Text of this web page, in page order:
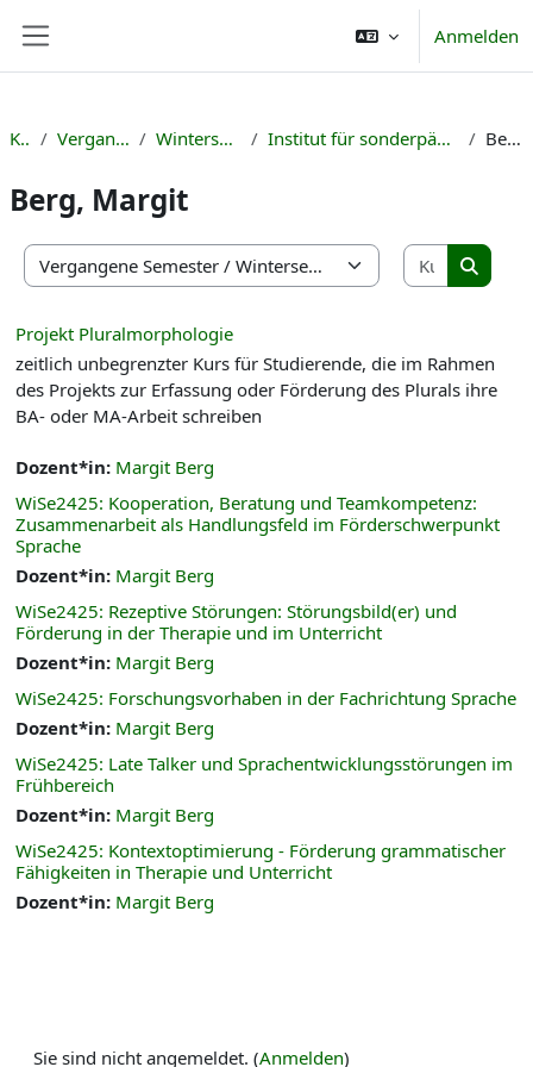
Anmelden
Kurse Vergangene Semester Wintersemester 2024/25 Institut für sonderpädagogische Förderschwerpunkte Berg, Margit
Berg, Margit
Kursbereiche
Kurse
Kurse
Projekt Pluralmorphologie
zeitlich unbegrenzter Kurs für Studierende, die im Rahmen
des Projekts zur Erfassung oder Förderung des Plurals ihre
BA- oder MA-Arbeit schreiben
Dozent*in: Margit Berg
WiSe2425: Kooperation, Beratung und Teamkompetenz:
Zusammenarbeit als Handlungsfeld im Förderschwerpunkt
Sprache
Dozent*in: Margit Berg
WiSe2425: Rezeptive Störungen: Störungsbild(er) und
Förderung in der Therapie und im Unterricht
Dozent*in: Margit Berg
WiSe2425: Forschungsvorhaben in der Fachrichtung Sprache
Dozent*in: Margit Berg
WiSe2425: Late Talker und Sprachentwicklungsstörungen im
Frühbereich
Dozent*in: Margit Berg
WiSe2425: Kontextoptimierung - Förderung grammatischer
Fähigkeiten in Therapie und Unterricht
Dozent*in: Margit Berg
Sie sind nicht angemeldet. (Anmelden)